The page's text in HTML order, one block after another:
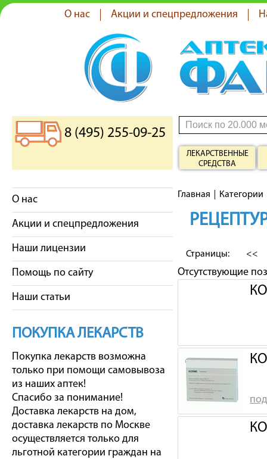
О нас Акции и спецпредложения
8 (495) 255-09-25
ЛЕКАРСТВЕННЫЕ
СРЕДСТВА
О нас
Акции и спецпредложения
Наши лицензии
Помощь по сайту
Наши статьи
ПОКУПКА ЛЕКАРСТВ
Покупка лекарств возможна
только при помощи самовывоза
из наших аптек!
Спасибо за понимание!
Доставка лекарств на дом,
доставка лекарств по Москве
осуществляется только для
льготной категории граждан на
Главная Категории
Страницы: <<
Отсутствующие